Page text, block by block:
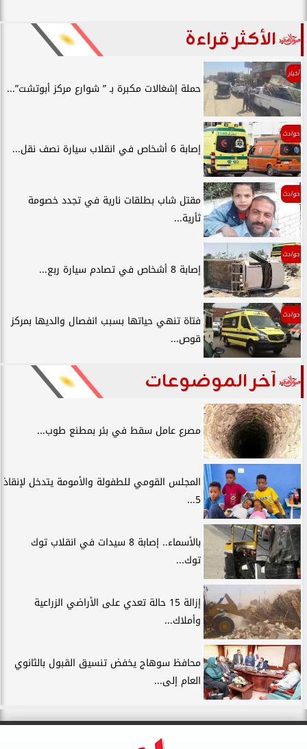
الأكثر قراءة
أخبار
حملة إشغالات مكبرة بـ ” شوارع مركز أبوتشت”...
حوادث
إصابة 6 أشخاص في انقلاب سيارة نصف نقل...
حوادث
مقتل شاب بطلقات نارية في تجدد خصومة
ثأرية...
حوادث
إصابة 8 أشخاص في تصادم سيارة ربع...
حوادث
فتاة تنهي حياتها بسبب انفصال والديها بمركز
قوص...
آخر الموضوعات
مصرع عامل سقط في بئر بمطنع طوب...
المجلس القومي للطفولة والأمومة يتدخل لإنقاذ
5...
بالأسماء.. إصابة 8 سيدات في انقلاب توك
توك...
إزالة 15 حالة تعدي على الأراضي الزراعية
وأملاك...
محافظ سوهاج يخفض تنسيق القبول بالثانوي
العام إلى...